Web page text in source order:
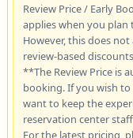
Review Price / Early
applies when you plan
However, this does
review-based
**The Review Price is
booking. If you wish to
want to keep the
reservation center
For the latest pricing,